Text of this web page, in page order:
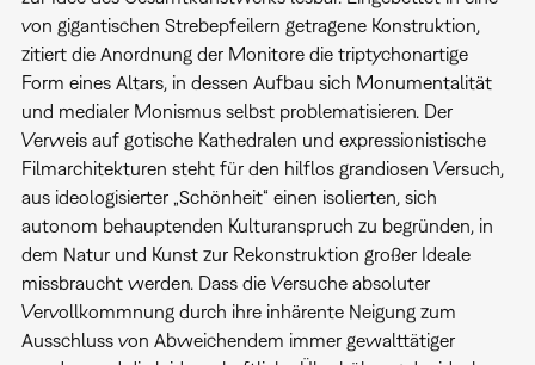
von gigantischen Strebepfeilern getragene Konstruktion,
zitiert die Anordnung der Monitore die triptychonartige
Form eines Altars, in dessen Aufbau sich Monumentalität
und medialer Monismus selbst problematisieren. Der
Verweis auf gotische Kathedralen und expressionistische
Filmarchitekturen steht für den hilflos grandiosen Versuch,
aus ideologisierter „Schönheit“ einen isolierten, sich
autonom behauptenden Kulturanspruch zu begründen, in
dem Natur und Kunst zur Rekonstruktion großer Ideale
missbraucht werden. Dass die Versuche absoluter
Vervollkommnung durch ihre inhärente Neigung zum
Ausschluss von Abweichendem immer gewalttätiger